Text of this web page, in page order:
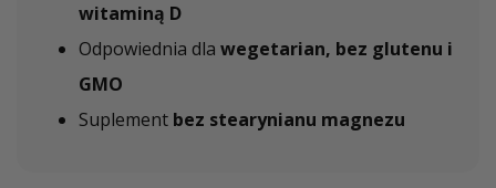
witaminą D
Odpowiednia dla wegetarian, bez glutenu i
GMO
Suplement bez stearynianu magnezu